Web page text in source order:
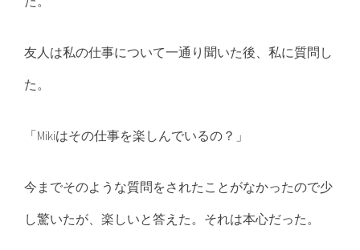
友人は私の仕事について一通り聞いた後、私に質問し
た。
「Mikiはその仕事を楽しんでいるの？」
今までそのような質問をされたことがなかったので少
し驚いたが、楽しいと答えた。それは本心だった。